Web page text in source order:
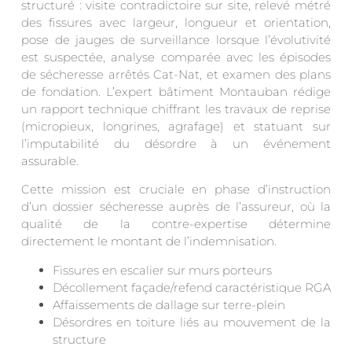
structuré : visite contradictoire sur site, relevé métré
des fissures avec largeur, longueur et orientation,
pose de jauges de surveillance lorsque l’évolutivité
est suspectée, analyse comparée avec les épisodes
de sécheresse arrêtés Cat-Nat, et examen des plans
de fondation. L’expert bâtiment Montauban rédige
un rapport technique chiffrant les travaux de reprise
(micropieux, longrines, agrafage) et statuant sur
l’imputabilité du désordre à un événement
assurable.
Cette mission est cruciale en phase d’instruction
d’un dossier sécheresse auprès de l’assureur, où la
qualité de la contre-expertise détermine
directement le montant de l’indemnisation.
Fissures en escalier sur murs porteurs
Décollement façade/refend caractéristique RGA
Affaissements de dallage sur terre-plein
Désordres en toiture liés au mouvement de la
structure